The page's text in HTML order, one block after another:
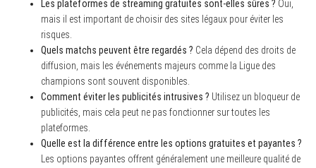
Les plateformes de streaming gratuites sont-elles sûres ? Oui,
mais il est important de choisir des sites légaux pour éviter les
risques.
Quels matchs peuvent être regardés ? Cela dépend des droits de
diffusion, mais les événements majeurs comme la Ligue des
champions sont souvent disponibles.
Comment éviter les publicités intrusives ? Utilisez un bloqueur de
publicités, mais cela peut ne pas fonctionner sur toutes les
plateformes.
Quelle est la différence entre les options gratuites et payantes ?
Les options payantes offrent généralement une meilleure qualité de